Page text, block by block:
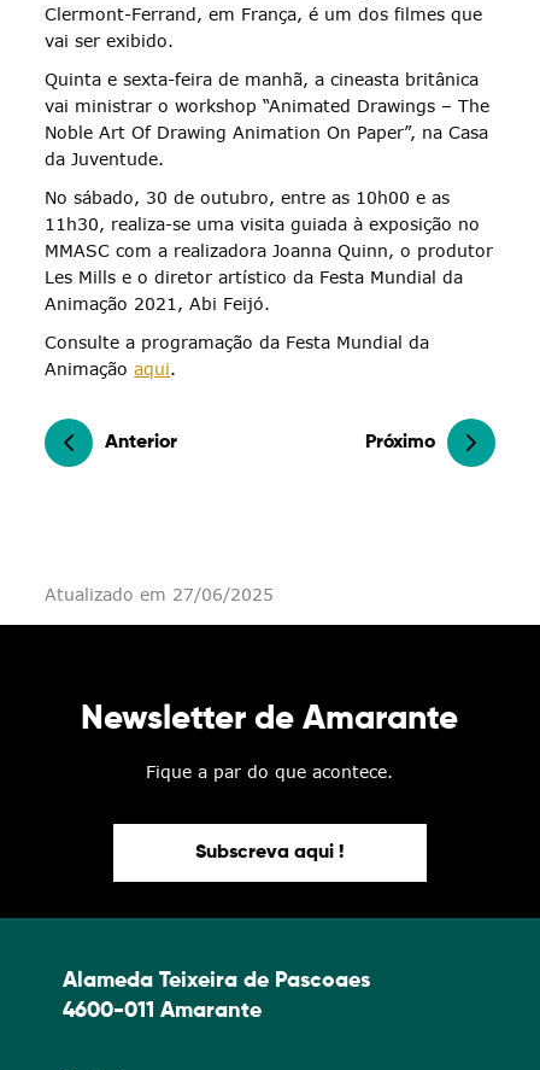
Clermont-Ferrand, em França, é um dos filmes que
vai ser exibido.
Quinta e sexta-feira de manhã, a cineasta britânica
vai ministrar o workshop “Animated Drawings – The
Noble Art Of Drawing Animation On Paper”, na Casa
da Juventude.
No sábado, 30 de outubro, entre as 10h00 e as
11h30, realiza-se uma visita guiada à exposição no
MMASC com a realizadora Joanna Quinn, o produtor
Les Mills e o diretor artístico da Festa Mundial da
Animação 2021, Abi Feijó.
Consulte a programação da Festa Mundial da
Animaçãoaqui.
Anterior Próximo
Atualizado em 27/06/2025
Newsletter de Amarante
Fique a par do que acontece.
Subscreva aqui !
Alameda Teixeira de Pascoaes
4600-011 Amarante